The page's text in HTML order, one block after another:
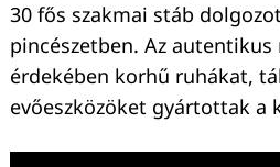
30 fős szakmai stáb
pincészetben. Az autentikus
érdekében korhű ruhákat,
evőeszközöket gyártottak a